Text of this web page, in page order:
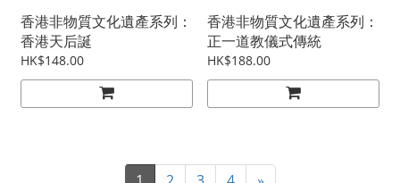
香港非物質文化遺產系列：
香港天后誕
HK$148.00
香港非物質文化遺產系列：
正一道教儀式傳統
HK$188.00